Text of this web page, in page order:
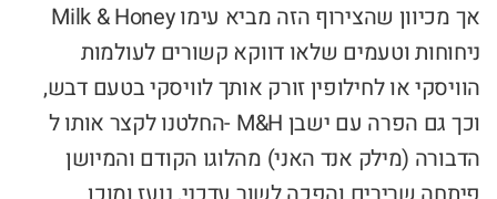
Milk & Honey אך מכיוון שהצירוף הזה מביא עימו
ניחוחות וטעמים שלאו דווקא קשורים לעולמות
הוויסקי או לחילופין זורק אותך לוויסקי בטעם דבש,
החלטנו לקצר אותו ל- M&H וכך גם הפרה עם ישבן
הדבורה (מילק אנד האני) מהלוגו הקודם והמיושן